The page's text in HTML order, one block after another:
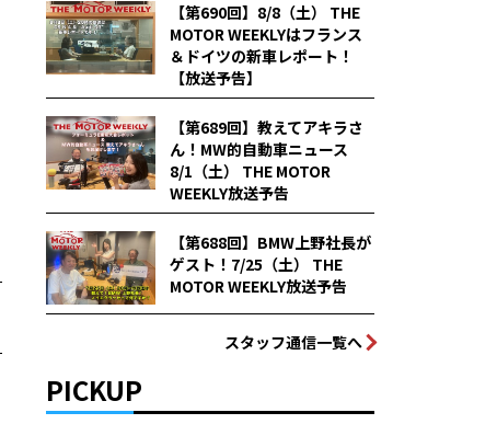
【第690回】8/8（土） THE
MOTOR WEEKLYはフランス
＆ドイツの新車レポート！
【放送予告】
【第689回】教えてアキラさ
ん！MW的自動車ニュース
8/1（土） THE MOTOR
WEEKLY放送予告
【第688回】BMW上野社長が
ゲスト！7/25（土） THE
MOTOR WEEKLY放送予告
スタッフ通信一覧へ
PICKUP